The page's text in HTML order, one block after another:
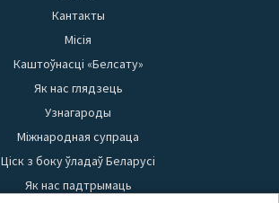
Кантакты
Місія
Каштоўнасці «Белсату»
Як нас глядзець
Узнагароды
Міжнародная супраца
Ціск з боку ўладаў Беларусі
Як нас падтрымаць